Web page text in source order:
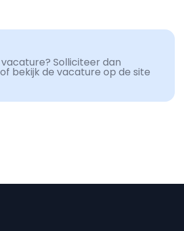
Solliciteer dan
bekijk de vacature op de site